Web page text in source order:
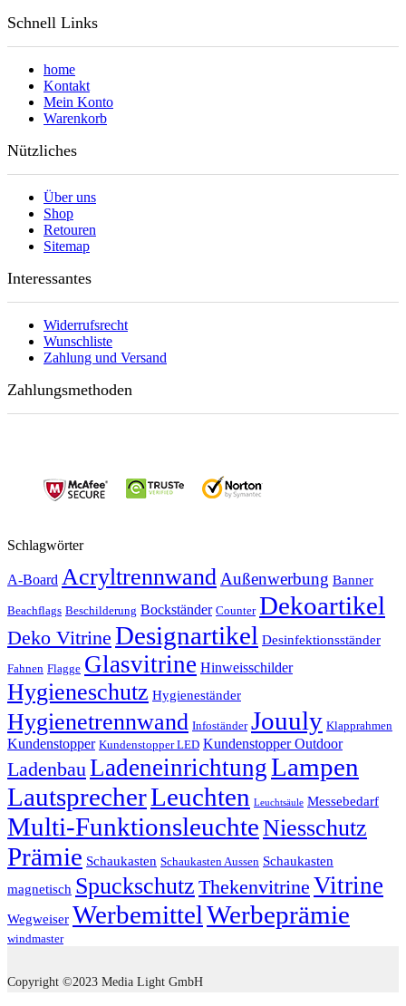
Schnell Links
home
Kontakt
Mein Konto
Warenkorb
Nützliches
Über uns
Shop
Retouren
Sitemap
Interessantes
Widerrufsrecht
Wunschliste
Zahlung und Versand
Zahlungsmethoden
Schlagwörter
A-Board AcryltrennwandAußenwerbung Banner
Beachflags Beschilderung Bockständer Counter Dekoartikel
Deko Vitrine Designartikel Desinfektionsständer
Fahnen Flagge Glasvitrine Hinweisschilder
Hygieneschutz Hygieneständer
Hygienetrennwand Infoständer Jouuly Klapprahmen
Kundenstopper Kundenstopper LED Kundenstopper Outdoor
LadenbauLadeneinrichtungLampen
LautsprecherLeuchten Leuchtsäule Messebedarf
Multi-FunktionsleuchteNiesschutz
Prämie Schaukasten Schaukasten Aussen Schaukasten
magnetisch Spuckschutz Thekenvitrine Vitrine
Wegweiser WerbemittelWerbeprämie
windmaster
Copyright ©2023 Media Light GmbH